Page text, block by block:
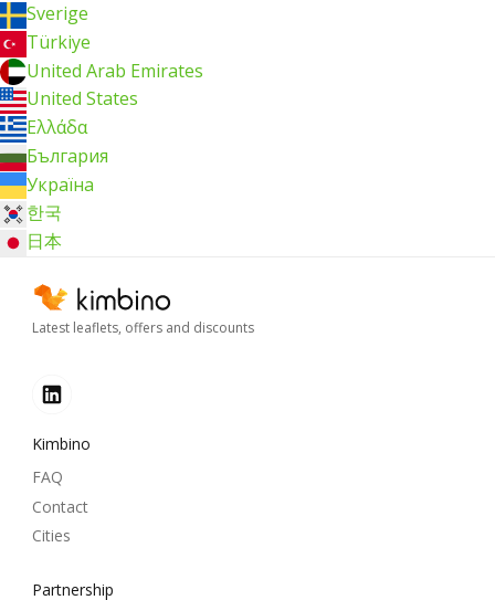
Sverige
Türkiye
United Arab Emirates
United States
Ελλάδα
България
Україна
한국
日本
Latest leaflets, offers and discounts
Kimbino
FAQ
Contact
Cities
Partnership